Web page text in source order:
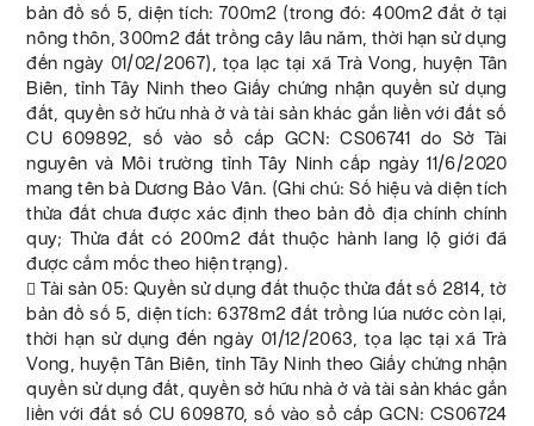
bản đồ số 5, diện tích: 700m2 (trong đó: 400m2 đất ở tại
nông thôn, 300m2 đất trồng cây lâu năm, thời hạn sử dụng
đến ngày 01/02/2067), tọa lạc tại xã Trà Vong, huyện Tân
Biên, tỉnh Tây Ninh theo Giấy chứng nhận quyền sử dụng
đất, quyền sở hữu nhà ở và tài sản khác gắn liền với đất số
CU 609892, số vào sổ cấp GCN: CS06741 do Sở Tài
nguyên và Môi trường tỉnh Tây Ninh cấp ngày 11/6/2020
mang tên bà Dương Bảo Vân. (Ghi chú: Số hiệu và diện tích
thửa đất chưa được xác định theo bản đồ địa chính chính
quy; Thửa đất có 200m2 đất thuộc hành lang lộ giới đã
được cắm mốc theo hiện trạng).
 Tài sản 05: Quyền sử dụng đất thuộc thửa đất số 2814, tờ
bản đồ số 5, diện tích: 6378m2 đất trồng lúa nước còn lại,
thời hạn sử dụng đến ngày 01/12/2063, tọa lạc tại xã Trà
Vong, huyện Tân Biên, tỉnh Tây Ninh theo Giấy chứng nhận
quyền sử dụng đất, quyền sở hữu nhà ở và tài sản khác gắn
liền với đất số CU 609870, số vào sổ cấp GCN: CS06724